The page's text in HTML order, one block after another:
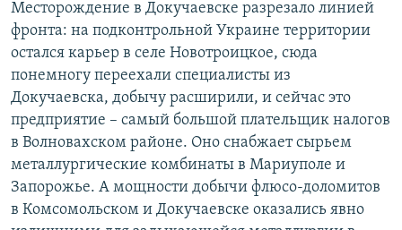
Месторождение в Докучаевске разрезало линией
фронта: на подконтрольной Украине территории
остался карьер в селе Новотроицкое, сюда
понемногу переехали специалисты из
Докучаевска, добычу расширили, и сейчас это
предприятие – самый большой плательщик налогов
в Волновахском районе. Оно снабжает сырьем
металлургические комбинаты в Мариуполе и
Запорожье. А мощности добычи флюсо-доломитов
в Комсомольском и Докучаевске оказались явно